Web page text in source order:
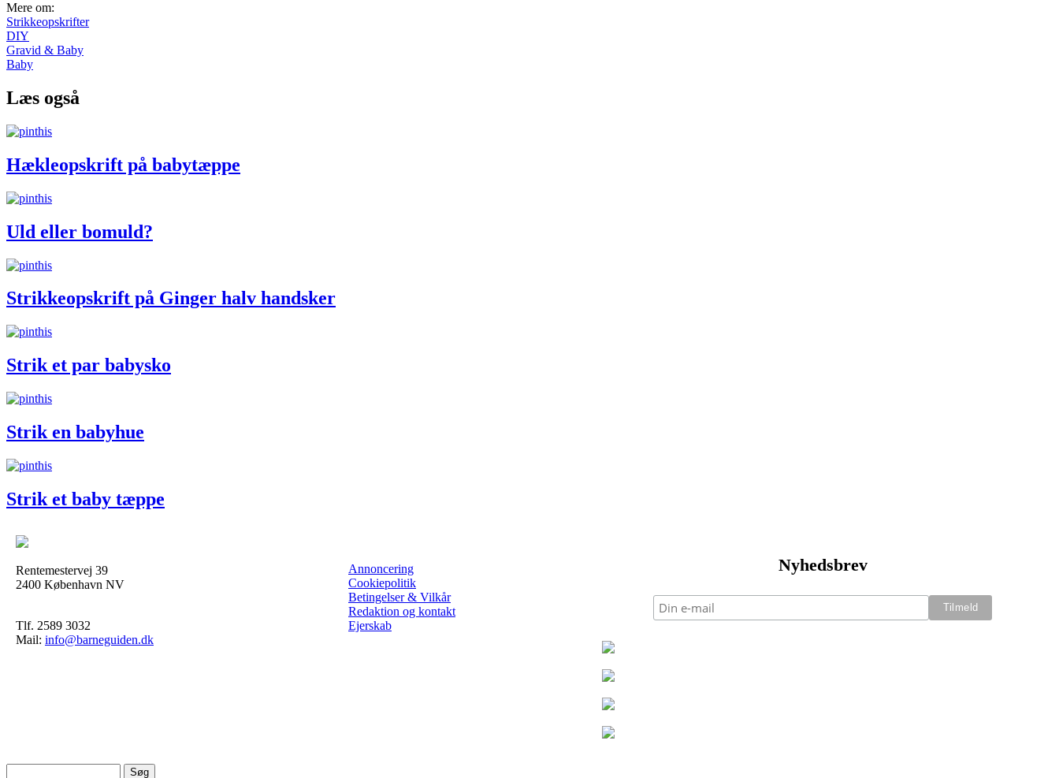
Mere om:
Strikkeopskrifter
DIY
Gravid & Baby
Baby
Læs også
Hækleopskrift på babytæppe
Uld eller bomuld?
Strikkeopskrift på Ginger halv handsker
Strik et par babysko
Strik en babyhue
Strik et baby tæppe
Rentemestervej 39
2400 København NV
Tlf. 2589 3032
Mail: info@barneguiden.dk
Annoncering
Cookiepolitik
Betingelser & Vilkår
Redaktion og kontakt
Ejerskab
Nyhedsbrev